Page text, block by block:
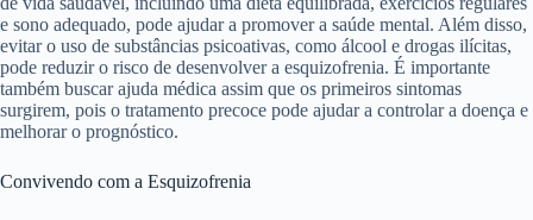
e sono adequado, pode ajudar a promover a saúde mental. Além disso,
evitar o uso de substâncias psicoativas, como álcool e drogas ilícitas,
pode reduzir o risco de desenvolver a esquizofrenia. É importante
também buscar ajuda médica assim que os primeiros sintomas
surgirem, pois o tratamento precoce pode ajudar a controlar a doença e
melhorar o prognóstico.
Convivendo com a Esquizofrenia